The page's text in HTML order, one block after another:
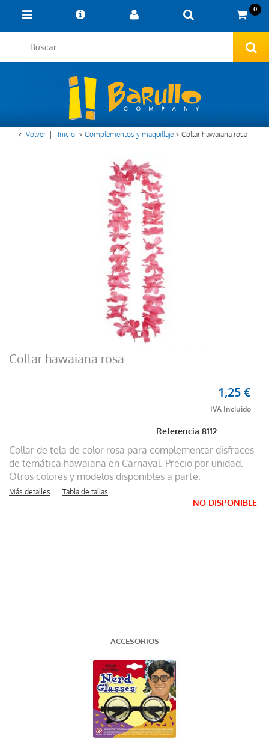
0
< Volver Inicio >Complementos y maquillaje>Collar hawaiana rosa
Collar hawaiana rosa
Referencia8112
1,25 €
Collar de tela de color rosa para complementar disfraces
de temática hawaiana en Carnaval. Precio por unidad.
Otros colores y modelos disponibles a parte.
Más detalles Tabla de tallas
NO DISPONIBLE
ACCESORIOS